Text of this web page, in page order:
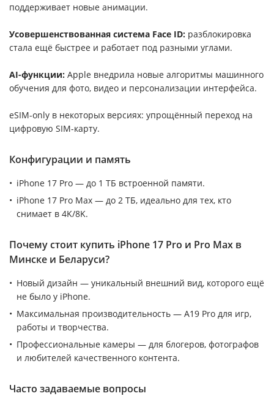
поддерживает новые анимации.
Усовершенствованная система Face ID: разблокировка
стала ещё быстрее и работает под разными углами.
AI-функции: Apple внедрила новые алгоритмы машинного
обучения для фото, видео и персонализации интерфейса.
eSIM-only в некоторых версиях: упрощённый переход на
цифровую SIM-карту.
Конфигурации и память
iPhone 17 Pro — до 1 ТБ встроенной памяти.
iPhone 17 Pro Max — до 2 ТБ, идеально для тех, кто
снимает в 4K/8K.
Почему стоит купить iPhone 17 Pro и Pro Max в
Минске и Беларуси?
Новый дизайн — уникальный внешний вид, которого ещё
не было у iPhone.
Максимальная производительность — A19 Pro для игр,
работы и творчества.
Профессиональные камеры — для блогеров, фотографов
и любителей качественного контента.
Часто задаваемые вопросы